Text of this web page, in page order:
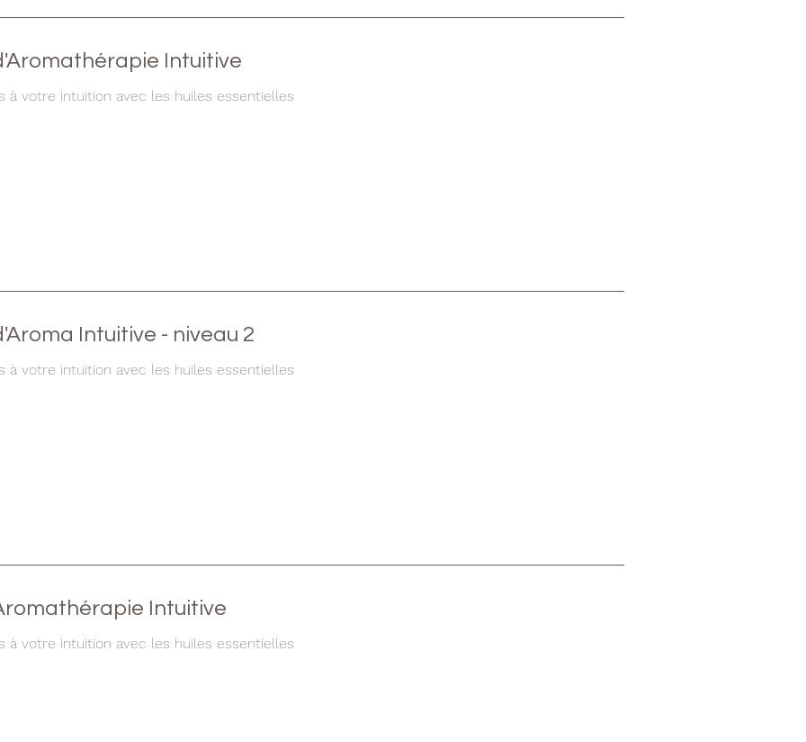
Intuitive
à votre intuition avec les huiles essentielles
Intuitive - niveau 2
à votre intuition avec les huiles essentielles
Intuitive
à votre intuition avec les huiles essentielles